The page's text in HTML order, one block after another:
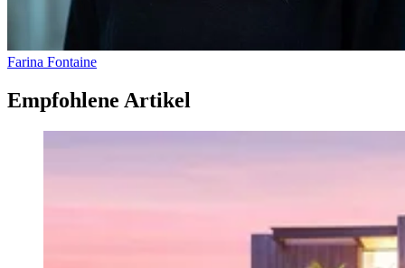
Farina Fontaine
Empfohlene Artikel